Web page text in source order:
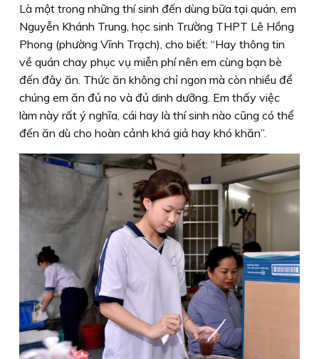
Là một trong những thí sinh đến dùng bữa tại quán, em
Nguyễn Khánh Trung, học sinh Trường THPT Lê Hồng
Phong (phường Vĩnh Trạch), cho biết: “Hay thông tin
về quán chay phục vụ miễn phí nên em cùng bạn bè
đến đây ăn. Thức ăn không chỉ ngon mà còn nhiều để
chúng em ăn đủ no và đủ dinh dưỡng. Em thấy việc
làm này rất ý nghĩa, cái hay là thí sinh nào cũng có thể
đến ăn dù cho hoàn cảnh khá giả hay khó khăn”.